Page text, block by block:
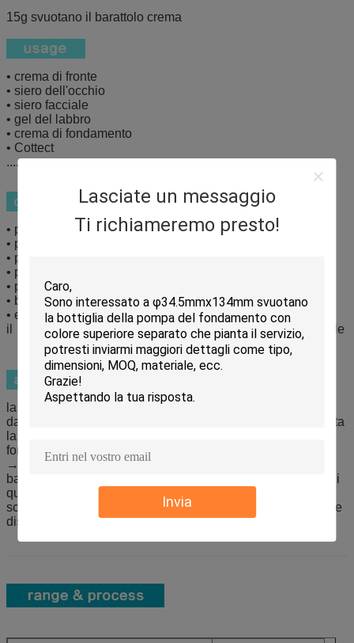
Lasciate un messaggio
Ti richiameremo presto!
Invia
15g svuotano il barattolo crema
• crema di fronte
• siero dell'occhio
• siero facciale
• gel del labbro
• crema di fondamento
• Cottect
..........
• pittura esterna del cappuccio
• placcatura del cappuccio
• pittura interna del barattolo esterno
• pittura esterna del barattolo esterno
• placcatura esterna del barattolo esterno
• barattolo esterno che silkprinting
• etichettatura
il → qualsiasi parte tutto il colore per l'iniezione è disponibile
la struttura doppia del barattolo del → protegge la crema
dallo strato esterno acrilico commovente direttamente in tutta
la reazione
forma pval del → per la designazione operata
→ adatto ad usi multipli liquidi
barattolo esterno acrilico del → per lo sguardo elegante e di
qualità superiore
scelte multipal della decorazione del → con qualsiasi colore
disponibile secondo il determinato processo